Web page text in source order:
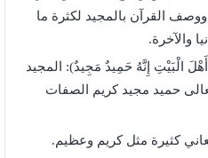
القرآن بالمجيد لكثرة ما
والآخرة.
الْبَيْتِ إِنَّهُ حَمِيدٌ مَجِيدٌ): المجيد
حميد مجيد كريم الصفات
كثيرة مثل كريم وعظيم.